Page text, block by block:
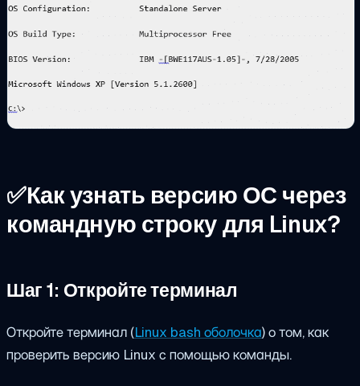
✅Как узнать версию ОС через
командную строку для Linux?
Шаг 1: Откройте терминал
Откройте терминал (Linux bash оболочка) о том, как
проверить версию Linux с помощью команды.